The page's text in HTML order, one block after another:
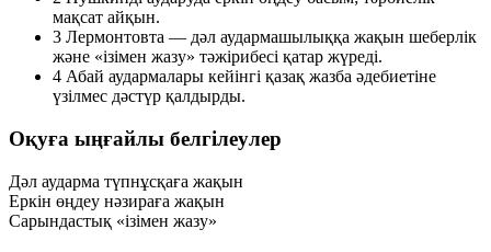
мақсат айқын.
3 Лермонтовта — дәл аудармашылыққа жақын шеберлік
және «ізімен жазу» тәжірибесі қатар жүреді.
4 Абай аудармалары кейінгі қазақ жазба әдебиетіне
үзілмес дәстүр қалдырды.
Оқуға ыңғайлы белгілеулер
Дәл аударма түпнұсқаға жақын
Еркін өңдеу нәзираға жақын
Сарындастық «ізімен жазу»